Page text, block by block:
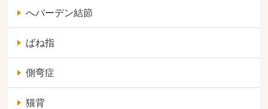
へバーデン結節
ばね指
側弯症
猫背